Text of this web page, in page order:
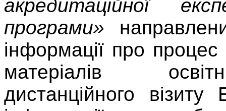
акредитаційної
програми»
інформації про процес
матеріалів
дистанційного візиту